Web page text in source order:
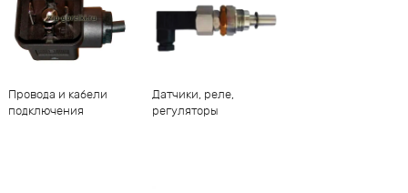
Провода и кабели
подключения
Датчики, реле,
регуляторы